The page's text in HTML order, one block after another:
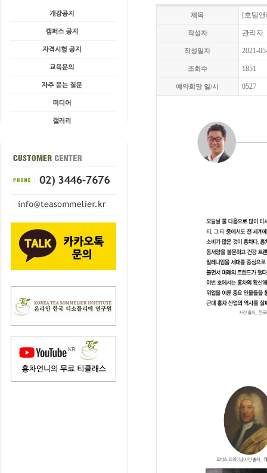
제목 [호텔
작성자 관리자
작성일자 2021-
조회수 1851
예약희망 일/시 0527